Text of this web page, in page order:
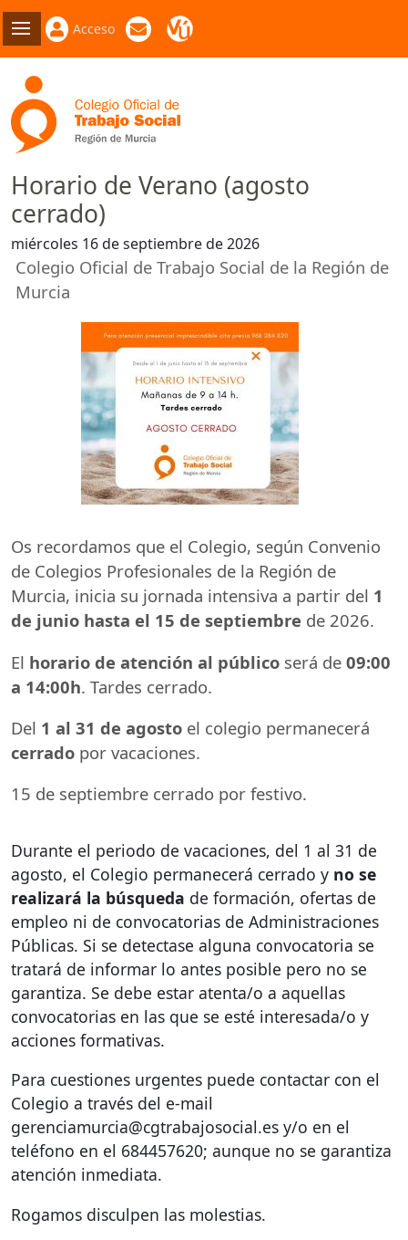
Acceso
Horario de Verano (agosto
cerrado)
miércoles 16 de septiembre de 2026
Colegio Oficial de Trabajo Social de la Región de
Murcia
Os recordamos que el Colegio, según Convenio
de Colegios Profesionales de la Región de
Murcia, inicia su jornada intensiva a partir del 1
de junio hasta el 15 de septiembre de 2026.
El horario de atención al público será de 09:00
a 14:00h. Tardes cerrado.
Del 1 al 31 de agosto el colegio permanecerá
cerrado por vacaciones.
15 de septiembre cerrado por festivo.
Durante el periodo de vacaciones, del 1 al 31 de
agosto, el Colegio permanecerá cerrado y no se
realizará la búsqueda de formación, ofertas de
empleo ni de convocatorias de Administraciones
Públicas. Si se detectase alguna convocatoria se
tratará de informar lo antes posible pero no se
garantiza. Se debe estar atenta/o a aquellas
convocatorias en las que se esté interesada/o y
acciones formativas.
Para cuestiones urgentes puede contactar con el
Colegio a través del e-mail
gerenciamurcia@cgtrabajosocial.es y/o en el
teléfono en el 684457620; aunque no se garantiza
atención inmediata.
Rogamos disculpen las molestias.